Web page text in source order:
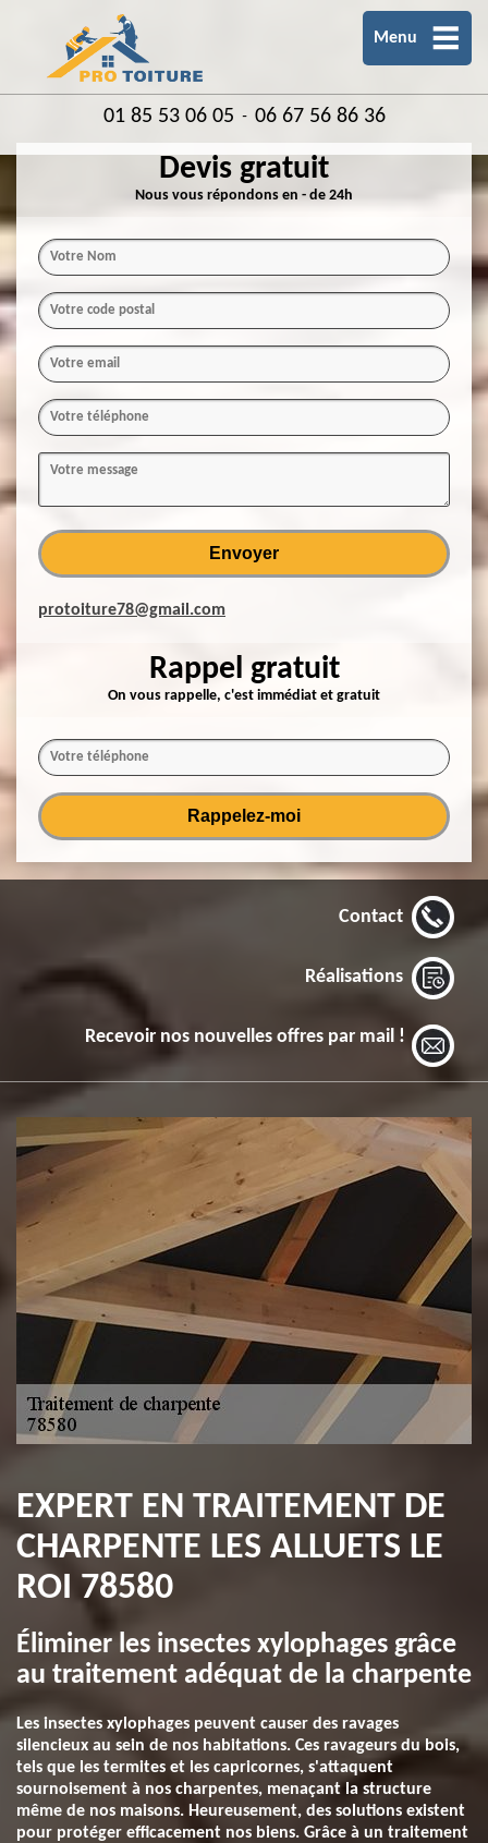
Menu
01 85 53 06 05 - 06 67 56 86 36
Devis gratuit
Nous vous répondons en - de 24h
protoiture78@gmail.com
Rappel gratuit
On vous rappelle, c'est immédiat et gratuit
Contact
Réalisations
Recevoir nos nouvelles offres par mail !
EXPERT EN TRAITEMENT DE
CHARPENTE LES ALLUETS LE
ROI 78580
Éliminer les insectes xylophages grâce
au traitement adéquat de la charpente
Les insectes xylophages peuvent causer des ravages
silencieux au sein de nos habitations. Ces ravageurs du bois,
tels que les termites et les capricornes, s'attaquent
sournoisement à nos charpentes, menaçant la structure
même de nos maisons. Heureusement, des solutions existent
pour protéger efficacement nos biens. Grâce à un traitement